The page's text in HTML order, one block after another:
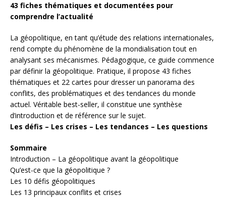
43 fiches thématiques et documentées pour
comprendre l’actualité
La géopolitique, en tant qu’étude des relations internationales,
rend compte du phénomène de la mondialisation tout en
analysant ses mécanismes. Pédagogique, ce guide commence
par définir la géopolitique. Pratique, il propose 43 fiches
thématiques et 22 cartes pour dresser un panorama des
conflits, des problématiques et des tendances du monde
actuel. Véritable best-seller, il constitue une synthèse
d’introduction et de référence sur le sujet.
Les défis – Les crises – Les tendances – Les questions
Sommaire
Introduction – La géopolitique avant la géopolitique
Qu’est-ce que la géopolitique ?
Les 10 défis géopolitiques
Les 13 principaux conflits et crises